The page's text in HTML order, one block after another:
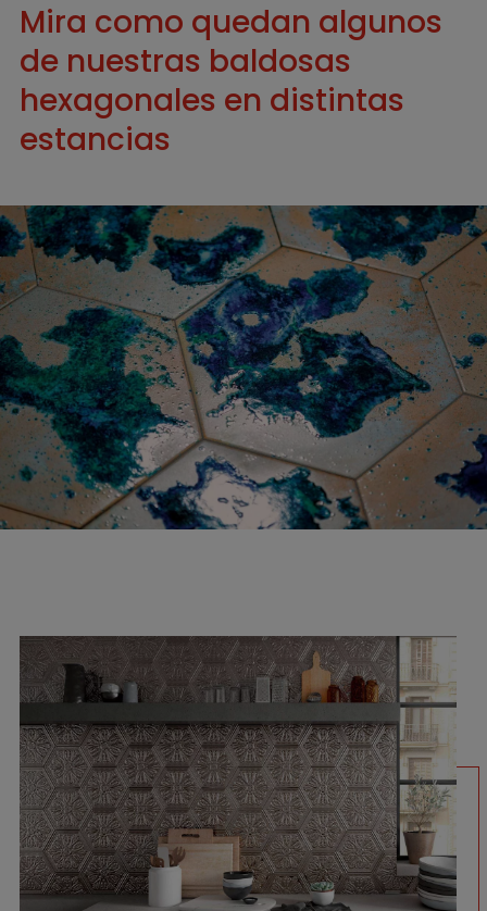
Mira como quedan algunos
de nuestras baldosas
hexagonales en distintas
estancias